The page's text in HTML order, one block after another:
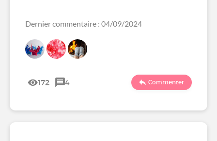
Dernier commentaire : 04/09/2024
172 4 Commenter